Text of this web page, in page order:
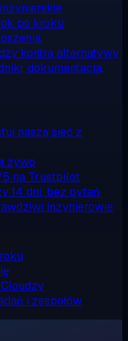
po kroku
kontra alternatywy
dokumentacja,
naszą sieć z
żywo
na Trustpilot
14 dni, bez pytań
inżynierowie
i zespołów